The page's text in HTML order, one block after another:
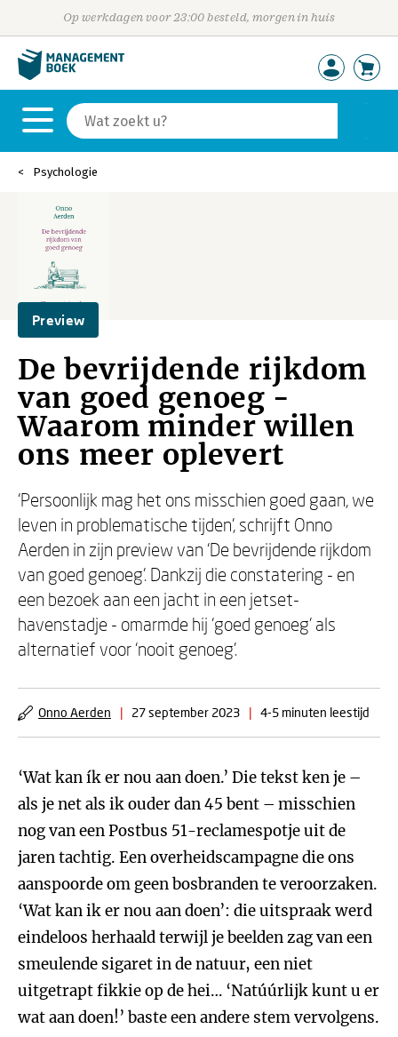
Op werkdagen voor 23:00 besteld, morgen in huis
Psychologie
Preview
De bevrijdende rijkdom
van goed genoeg -
Waarom minder willen
ons meer oplevert
‘Persoonlijk mag het ons misschien goed gaan, we
leven in problematische tijden’, schrijft Onno
Aerden in zijn preview van ‘De bevrijdende rijkdom
van goed genoeg’. Dankzij die constatering - en
een bezoek aan een jacht in een jetset-
havenstadje - omarmde hij ‘goed genoeg’ als
alternatief voor ‘nooit genoeg’.
Onno Aerden | 27 september 2023 | 4-5 minuten leestijd
‘Wat kan ík er nou aan doen.’ Die tekst ken je –
als je net als ik ouder dan 45 bent – misschien
nog van een Postbus 51-reclamespotje uit de
jaren tachtig. Een overheidscampagne die ons
aanspoorde om geen bosbranden te veroorzaken.
‘Wat kan ik er nou aan doen’: die uitspraak werd
eindeloos herhaald terwijl je beelden zag van een
smeulende sigaret in de natuur, een niet
uitgetrapt fikkie op de hei… ‘Natúúrlijk kunt u er
wat aan doen!’ baste een andere stem vervolgens.